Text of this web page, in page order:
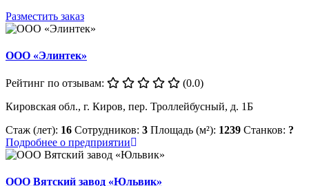
Разместить заказ
ООО «Элинтек»
Рейтинг по отзывам:
(0.0)
Кировская обл., г. Киров, пер. Троллейбусный, д. 1Б
Стаж (лет): 16 Сотрудников: 3 Площадь (м²): 1239 Станков: ?
Подробнее о предприятии
ООО Вятский завод «Юльвик»